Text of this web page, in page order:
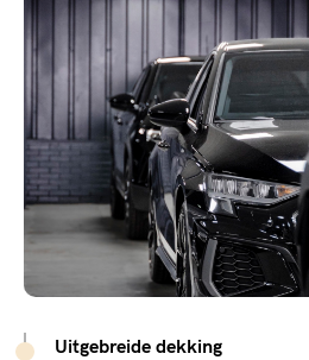
Uitgebreide dekking